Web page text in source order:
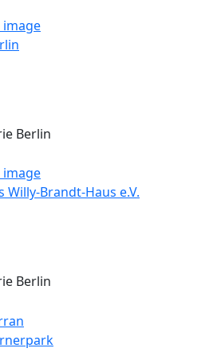
Berlin
Willy-Brandt-Haus e.V.
Berlin